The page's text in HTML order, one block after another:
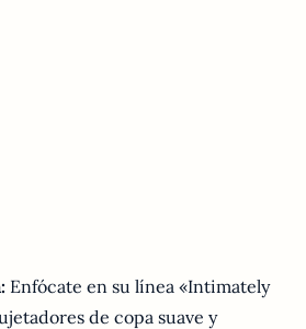
Enfócate en su línea «Intimately
de copa suave y